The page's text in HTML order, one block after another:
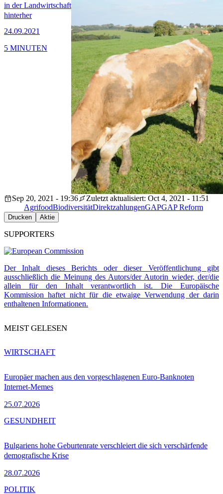
in der Landwirtschaft
hinterher
24.09.2021
5 MINUTEN
Sep 20, 2021 - 19:36
Zuletzt aktualisiert: Oct 4, 2021 - 11:51
AgrifoodBiodiversitätDirektzahlungenGAPGAP Reform
Drucken Aktie
SUPPORTERS
Der Inhalt dieses Berichts oder dieser Veröffentlichung gibt
ausschließlich die Meinung des Autors/der Autorin wieder, der/die
allein für den Inhalt verantwortlich ist. Die Europäische
Kommission haftet nicht für die etwaige Verwendung der darin
enthaltenen Informationen.
MEIST GELESEN
Europäer machen aus den vorgeschlagenen Euro-Banknoten
Internet-Memes
25.07.2026
WIRTSCHAFT
Bulgariens hohe Geburtenrate verschleiert die sich verschärfende
demografische Krise
28.07.2026
GESUNDHEIT
POLITIK